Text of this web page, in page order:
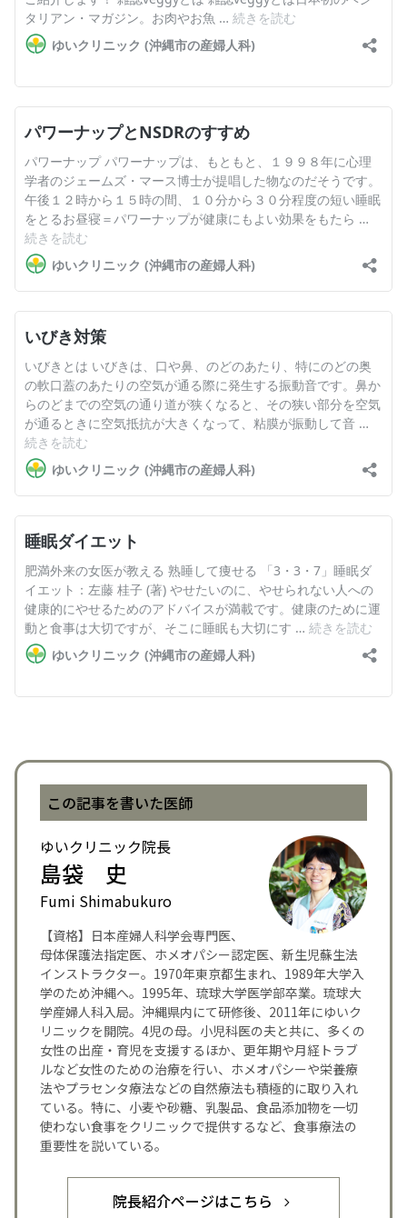
この記事を書いた医師
ゆいクリニック院長
島袋 史
Fumi Shimabukuro
【資格】日本産婦人科学会専門医、
母体保護法指定医、ホメオパシー認定医、新生児蘇生法
インストラクター。1970年東京都生まれ、1989年大学入
学のため沖縄へ。1995年、琉球大学医学部卒業。琉球大
学産婦人科入局。沖縄県内にて研修後、2011年にゆいク
リニックを開院。4児の母。小児科医の夫と共に、多くの
女性の出産・育児を支援するほか、更年期や月経トラブ
ルなど女性のための治療を行い、ホメオパシーや栄養療
法やプラセンタ療法などの自然療法も積極的に取り入れ
ている。特に、小麦や砂糖、乳製品、食品添加物を一切
使わない食事をクリニックで提供するなど、食事療法の
重要性を説いている。
院長紹介ページはこちら